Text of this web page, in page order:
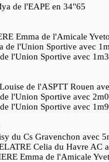
de l'EAPE en 34"65
Emma de l'Amicale
de l'Union Sportive avec
l'Union Sportive avec
de l'ASPTT Rouen
l'Union Sportive avec
l'Union Sportive avec
du Cs Gravenchon avec
Celia du Havre AC
Emma de l'Amicale